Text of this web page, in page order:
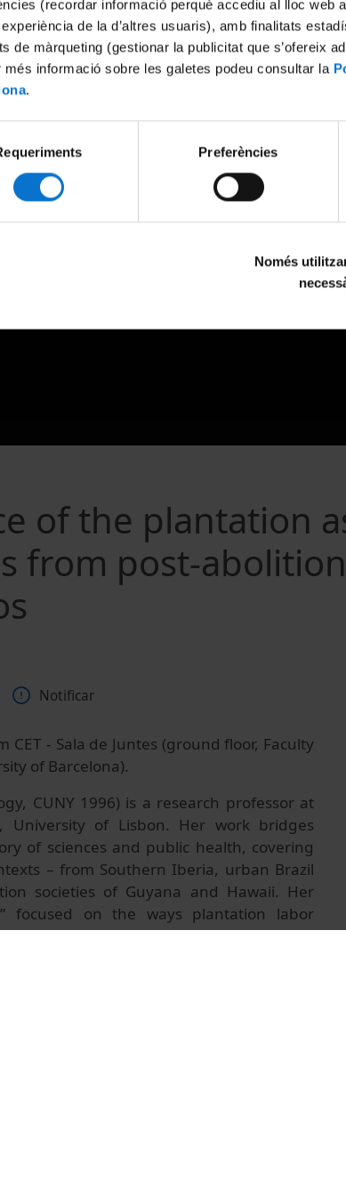
(recordar informació perquè accediu al lloc
de la d’altres usuaris), amb finalitats
de màrqueting (gestionar la publicitat que s’ofereix
més informació sobre les galetes podeu consultar la
.
Preferències
Només
of the plantation
from post-
Notificar
- Sala de Juntes (ground floor, Faculty
of Barcelona).
CUNY 1996) is a research professor at
University of Lisbon. Her work bridges
of sciences and public health, covering
– from Southern Iberia, urban Brazil
societies of Guyana and Hawaii. Her
focused on the ways plantation labor
persisted through racialism and racism.